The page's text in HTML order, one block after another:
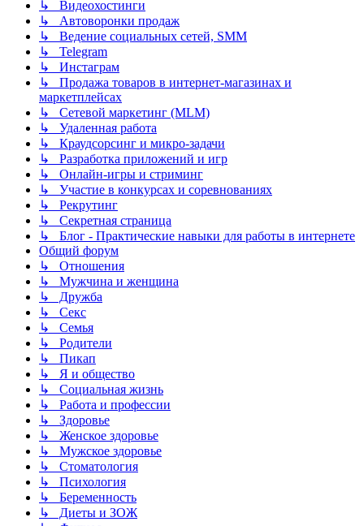
↳ Видеохостинги
↳ Автоворонки продаж
↳ Ведение социальных сетей, SMM
↳ Telegram
↳ Инстаграм
↳ Продажа товаров в интернет-магазинах и
маркетплейсах
↳ Сетевой маркетинг (MLM)
↳ Удаленная работа
↳ Краудсорсинг и микро-задачи
↳ Разработка приложений и игр
↳ Онлайн-игры и стриминг
↳ Участие в конкурсах и соревнованиях
↳ Рекрутинг
↳ Секретная страница
↳ Блог - Практические навыки для работы в интернете
Общий форум
↳ Отношения
↳ Мужчина и женщина
↳ Дружба
↳ Секс
↳ Семья
↳ Родители
↳ Пикап
↳ Я и общество
↳ Социальная жизнь
↳ Работа и профессии
↳ Здоровье
↳ Женское здоровье
↳ Мужское здоровье
↳ Стоматология
↳ Психология
↳ Беременность
↳ Диеты и ЗОЖ